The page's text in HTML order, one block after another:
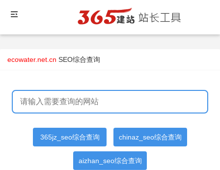
ecowater.net.cn SEO综合查询
365jz_seo综合查询 chinaz_seo综合查询
aizhan_seo综合查询